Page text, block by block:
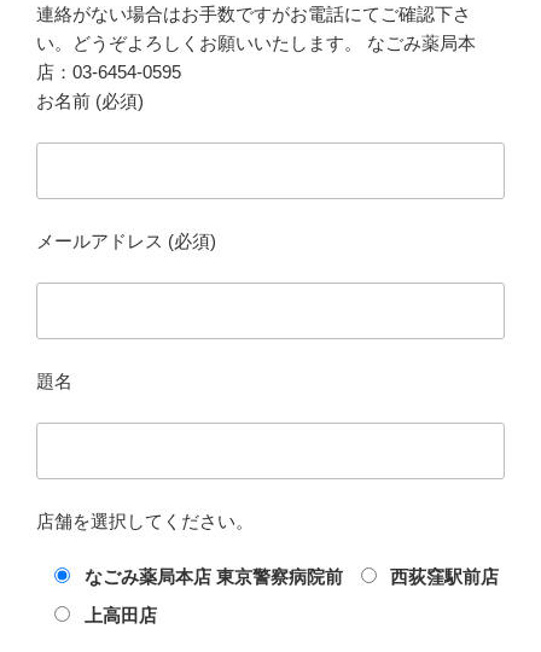
連絡がない場合はお手数ですがお電話にてご確認下さ
い。どうぞよろしくお願いいたします。 なごみ薬局本
店：03-6454-0595
お名前 (必須)
メールアドレス (必須)
題名
店舗を選択してください。
なごみ薬局本店 東京警察病院前
西荻窪駅前店
上高田店